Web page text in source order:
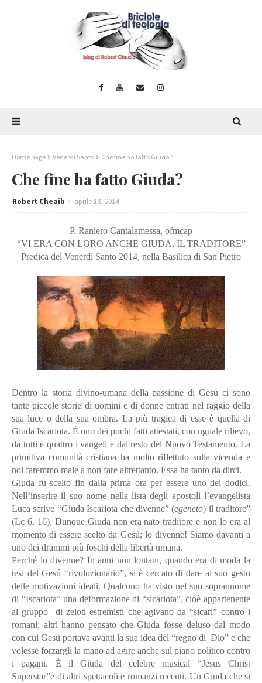
Home page Venerdì Santo Che fine ha fatto Giuda?
Che fine ha fatto Giuda?
Robert Cheaib aprile 18, 2014
P. Raniero Cantalamessa, ofmcap
“VI ERA CON LORO ANCHE GIUDA, IL TRADITORE”
Predica del Venerdì Santo 2014, nella Basilica di San Pietro
Dentro la storia divino-umana della passione di Gesú ci sono
tante piccole storie di uomini e di donne entrati nel raggio della
sua luce o della sua ombra. La più tragica di esse è quella di
Giuda Iscariota. È uno dei pochi fatti attestati, con uguale rilievo,
da tutti e quattro i vangeli e dal resto del Nuovo Testamento. La
primitiva comunità cristiana ha molto riflettuto sulla vicenda e
noi faremmo male a non fare altrettanto. Essa ha tanto da dirci.
Giuda fu scelto fin dalla prima ora per essere uno dei dodici.
Nell’inserire il suo nome nella lista degli apostoli l’evangelista
Luca scrive “Giuda Iscariota che divenne” (egeneto) il traditore”
(Lc 6, 16). Dunque Giuda non era nato traditore e non lo era al
momento di essere scelto da Gesú; lo divenne! Siamo davanti a
uno dei drammi più foschi della libertà umana.
Perché lo divenne? In anni non lontani, quando era di moda la
tesi del Gesú “rivoluzionario”, si è cercato di dare al suo gesto
delle motivazioni ideali. Qualcuno ha visto nel suo soprannome
di “Iscariota” una deformazione di “sicariota”, cioè appartenente
al gruppo di zeloti estremisti che agivano da “sicari” contro i
romani; altri hanno pensato che Giuda fosse deluso dal modo
con cui Gesú portava avanti la sua idea del “regno di Dio” e che
volesse forzargli la mano ad agire anche sul piano politico contro
i pagani. È il Giuda del celebre musical “Jesus Christ
Superstar”e di altri spettacoli e romanzi recenti. Un Giuda che si